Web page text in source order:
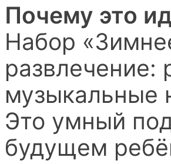
Почему это
Набор
развлечение:
музыкальные
Это умный
будущем